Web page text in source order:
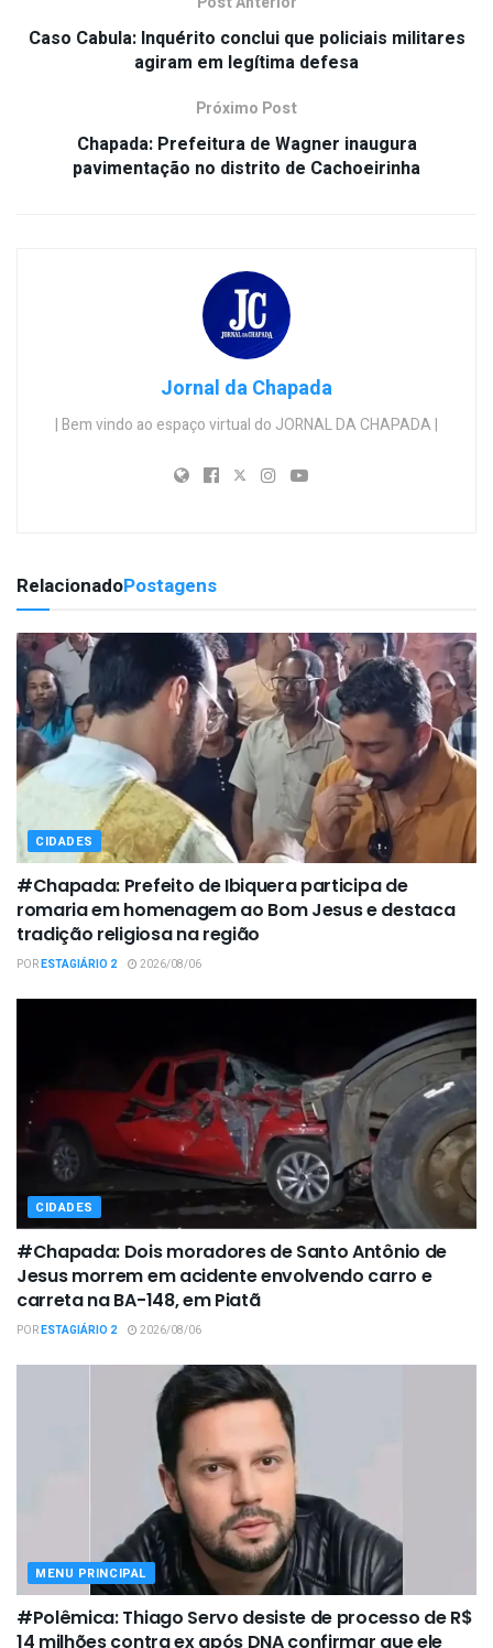
Caso Cabula: Inquérito conclui que policiais militares
agiram em legítima defesa
Próximo Post
Chapada: Prefeitura de Wagner inaugura
pavimentação no distrito de Cachoeirinha
Jornal da Chapada
| Bem vindo ao espaço virtual do JORNAL DA CHAPADA |
RelacionadoPostagens
CIDADES
#Chapada: Prefeito de Ibiquera participa de
romaria em homenagem ao Bom Jesus e destaca
tradição religiosa na região
PORESTAGIÁRIO 2 2026/08/06
CIDADES
#Chapada: Dois moradores de Santo Antônio de
Jesus morrem em acidente envolvendo carro e
carreta na BA-148, em Piatã
PORESTAGIÁRIO 2 2026/08/06
MENU PRINCIPAL
#Polêmica: Thiago Servo desiste de processo de R$
14 milhões contra ex após DNA confirmar que ele